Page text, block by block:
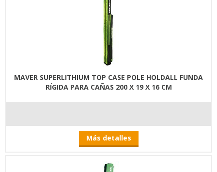
MAVER SUPERLITHIUM TOP CASE POLE HOLDALL FUNDA
RÍGIDA PARA CAÑAS 200 X 19 X 16 CM
Más detalles